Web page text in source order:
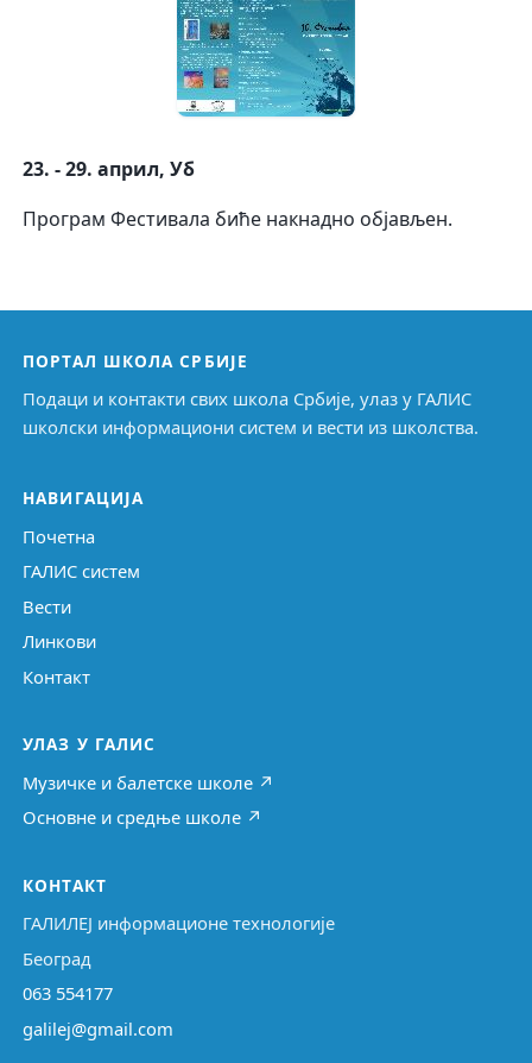
23. - 29. април, Уб
Програм Фестивала биће накнадно објављен.
ПОРТАЛ ШКОЛА СРБИЈЕ
Подаци и контакти свих школа Србије, улаз у ГАЛИС
школски информациони систем и вести из школства.
НАВИГАЦИЈА
Почетна
ГАЛИС систем
Вести
Линкови
Контакт
УЛАЗ У ГАЛИС
Музичке и балетске школе ↗
Основне и средње школе ↗
КОНТАКТ
ГАЛИЛЕЈ информационе технологије
Београд
063 554177
galilej@gmail.com